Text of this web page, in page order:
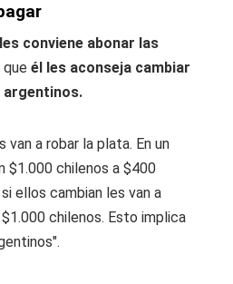
conviene abonar las
él les aconseja cambiar
argentinos.
van a robar la plata. En un
$1.000 chilenos a $400
ellos cambian les van a
chilenos. Esto implica